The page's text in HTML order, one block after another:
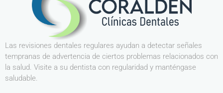
Las revisiones dentales regulares ayudan a detectar señales
tempranas de advertencia de ciertos problemas relacionados con
la salud. Visite a su dentista con regularidad y manténgase
saludable.